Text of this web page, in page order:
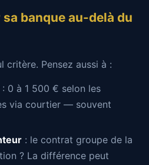
banque au-delà du
critère. Pensez aussi à :
: 0 à 1 500 € selon les
via courtier — souvent
: le contrat groupe de la
? La différence peut